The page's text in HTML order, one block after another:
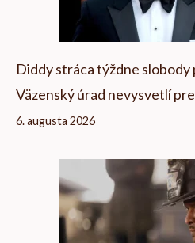
Diddy stráca týždne slobody
Väzenský úrad nevysvetlí
6. augusta 2026